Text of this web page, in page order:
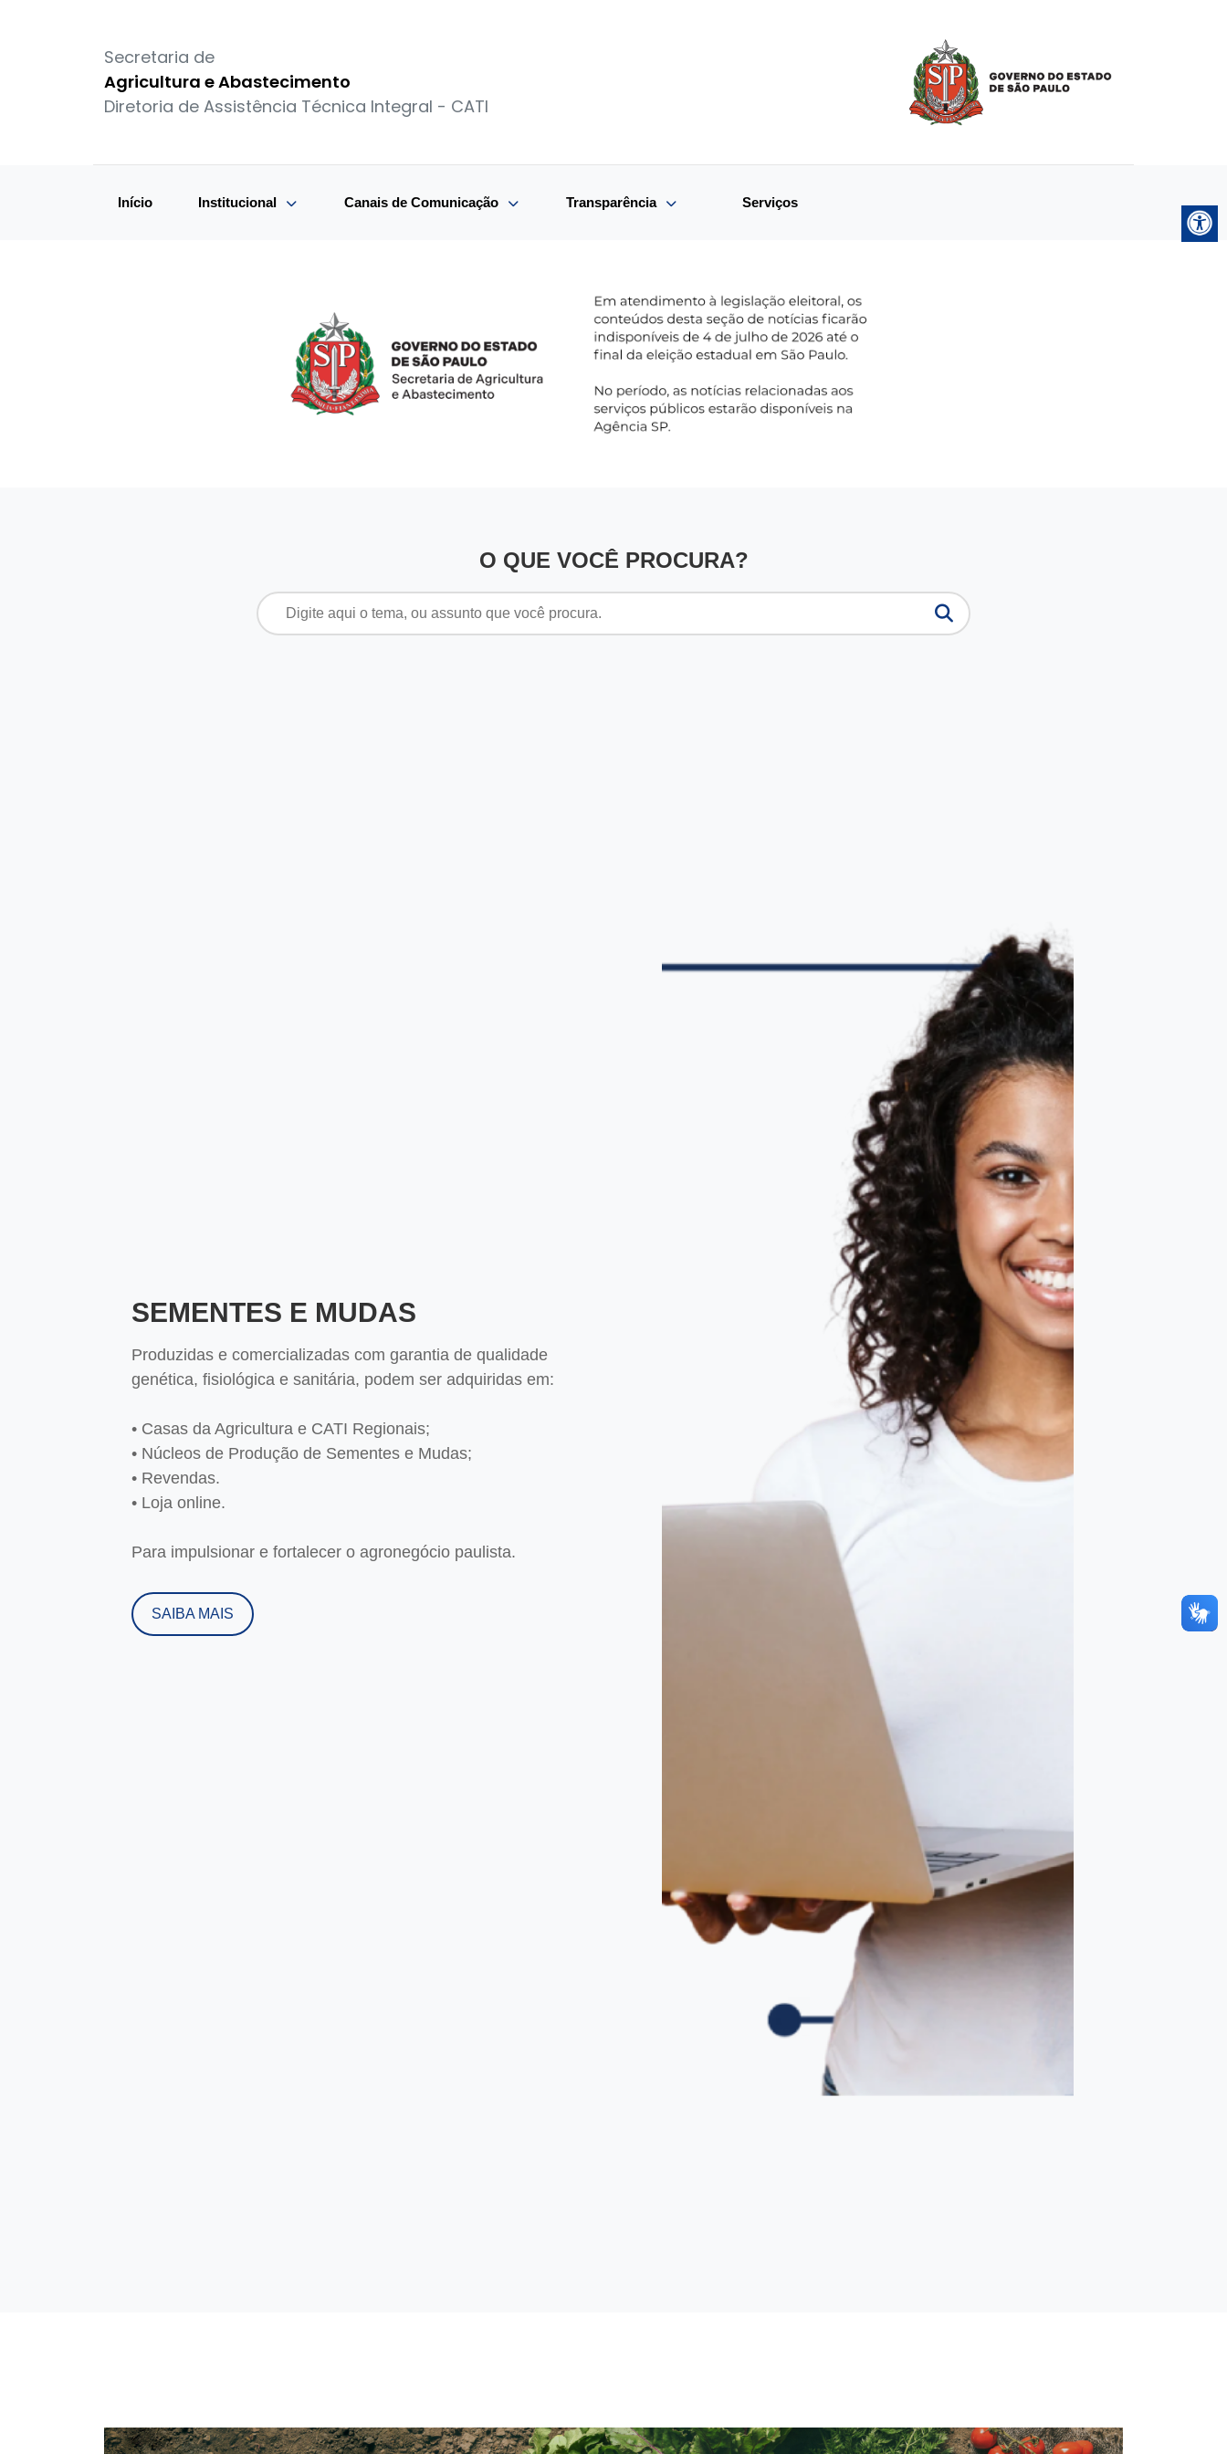
Secretaria de
Agricultura e Abastecimento
Diretoria de Assistência Técnica Integral - CATI
Início Institucional Canais de Comunicação Transparência Serviços
O QUE VOCÊ PROCURA?
Pesquisar
por:
SEMENTES E MUDAS
Produzidas e comercializadas com garantia de qualidade
genética, fisiológica e sanitária, podem ser adquiridas em:
• Casas da Agricultura e CATI Regionais;
• Núcleos de Produção de Sementes e Mudas;
• Revendas.
• Loja online.
Para impulsionar e fortalecer o agronegócio paulista.
SAIBA MAIS